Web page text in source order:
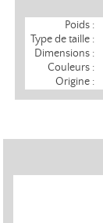
Poids :
Type de taille :
Dimensions :
Couleurs :
Origine :